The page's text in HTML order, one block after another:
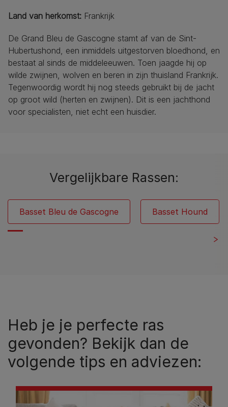
Land van herkomst: Frankrijk
De Grand Bleu de Gascogne stamt af van de Sint-
Hubertushond, een inmiddels uitgestorven bloedhond, en
bestaat al sinds de middeleeuwen. Toen jaagde hij op
wilde zwijnen, wolven en beren in zijn thuisland Frankrijk.
Tegenwoordig wordt hij nog steeds gebruikt bij de jacht
op groot wild (herten en zwijnen). Dit is een jachthond
voor specialisten, niet echt een huisdier.
Vergelijkbare Rassen:
Basset Bleu de Gascogne Basset Hound
Heb je je perfecte ras
gevonden? Bekijk dan de
volgende tips en adviezen: